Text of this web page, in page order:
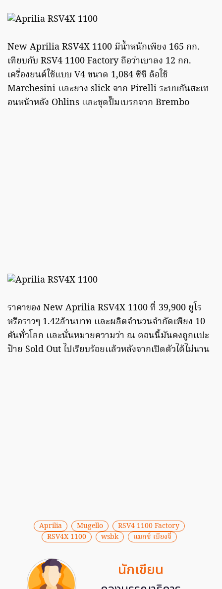
New Aprilia RSV4X 1100 มีน้ำหนักเพียง 165 กก.
เทียบกับ RSV4 1100 Factory ถือว่าเบาลง 12 กก.
เครื่องยนต์ใช้แบบ V4 ขนาด 1,084 ซีซี ล้อใช้
Marchesini เเละยาง slick จาก Pirelli ระบบกันสะเท
อนหน้าหลัง Ohlins เเละชุดปั๊มเบรกจาก Brembo
ราคาของ New Aprilia RSV4X 1100 ที่ 39,900 ยูโร
หรือราวๆ 1.42ล้านบาท เเละผลิตจำนวนจำกัดเพียง 10
คันทั่วโลก เเละนั่นหมายความว่า ณ ตอนนี้มันคงถูกแปะ
ป้าย Sold Out ไปเรียบร้อยเเล้วหลังจากเปิดตัวได้ไม่นาน
Aprilia Mugello
RSV4 1100 Factory
RSV4X 1100
wsbk แมกซ์ เบียงจี่
นักเขียน